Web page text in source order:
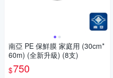
南亞 PE 保鮮膜 家庭用 (30cm*
60m) (全新升級) (8支)
$750